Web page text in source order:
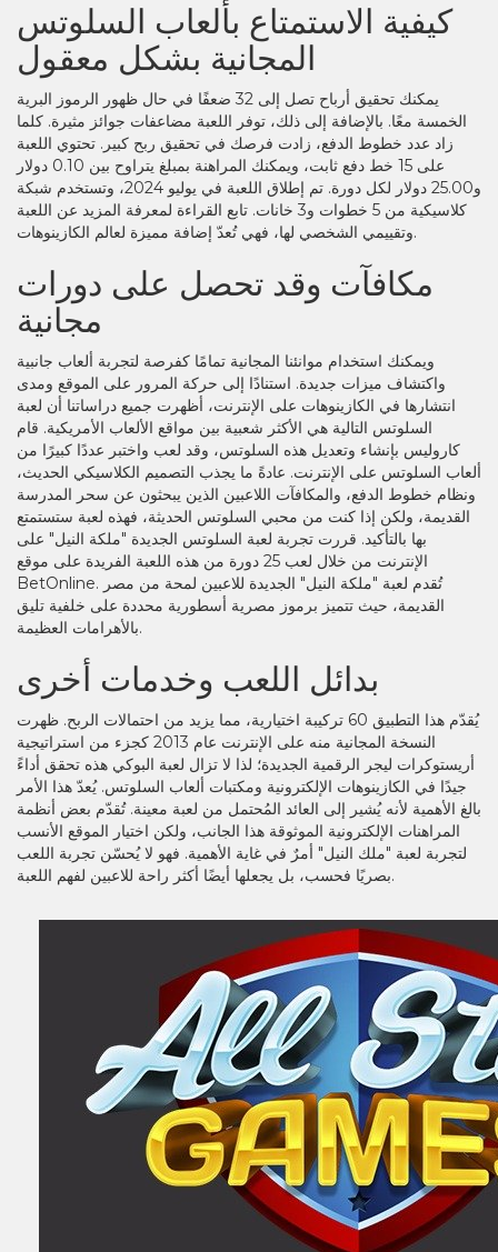
كيفية الاستمتاع بألعاب السلوتس
المجانية بشكل معقول
يمكنك تحقيق أرباح تصل إلى 32 ضعفًا في حال ظهور الرموز البرية
الخمسة معًا. بالإضافة إلى ذلك، توفر اللعبة مضاعفات جوائز مثيرة. كلما
زاد عدد خطوط الدفع، زادت فرصك في تحقيق ربح كبير. تحتوي اللعبة
على 15 خط دفع ثابت، ويمكنك المراهنة بمبلغ يتراوح بين 0.10 دولار
و25.00 دولار لكل دورة. تم إطلاق اللعبة في يوليو 2024، وتستخدم شبكة
كلاسيكية من 5 خطوات و3 خانات. تابع القراءة لمعرفة المزيد عن اللعبة
وتقييمي الشخصي لها، فهي تُعدّ إضافة مميزة لعالم الكازينوهات.
مكافآت وقد تحصل على دورات
مجانية
ويمكنك استخدام موانئنا المجانية تمامًا كفرصة لتجربة ألعاب جانبية
واكتشاف ميزات جديدة. استنادًا إلى حركة المرور على الموقع ومدى
انتشارها في الكازينوهات على الإنترنت، أظهرت جميع دراساتنا أن لعبة
السلوتس التالية هي الأكثر شعبية بين مواقع الألعاب الأمريكية. قام
كاروليس بإنشاء وتعديل هذه السلوتس، وقد لعب واختبر عددًا كبيرًا من
ألعاب السلوتس على الإنترنت. عادةً ما يجذب التصميم الكلاسيكي الحديث،
ونظام خطوط الدفع، والمكافآت اللاعبين الذين يبحثون عن سحر المدرسة
القديمة، ولكن إذا كنت من محبي السلوتس الحديثة، فهذه لعبة ستستمتع
بها بالتأكيد. قررت تجربة لعبة السلوتس الجديدة "ملكة النيل" على
الإنترنت من خلال لعب 25 دورة من هذه اللعبة الفريدة على موقع
BetOnline. تُقدم لعبة "ملكة النيل" الجديدة للاعبين لمحة من مصر
القديمة، حيث تتميز برموز مصرية أسطورية محددة على خلفية تليق
بالأهرامات العظيمة.
بدائل اللعب وخدمات أخرى
يُقدّم هذا التطبيق 60 تركيبة اختيارية، مما يزيد من احتمالات الربح. ظهرت
النسخة المجانية منه على الإنترنت عام 2013 كجزء من استراتيجية
أريستوكرات ليجر الرقمية الجديدة؛ لذا لا تزال لعبة البوكي هذه تحقق أداءً
جيدًا في الكازينوهات الإلكترونية ومكتبات ألعاب السلوتس. يُعدّ هذا الأمر
بالغ الأهمية لأنه يُشير إلى العائد المُحتمل من لعبة معينة. تُقدّم بعض أنظمة
المراهنات الإلكترونية الموثوقة هذا الجانب، ولكن اختيار الموقع الأنسب
لتجربة لعبة "ملك النيل" أمرٌ في غاية الأهمية. فهو لا يُحسّن تجربة اللعب
بصريًا فحسب، بل يجعلها أيضًا أكثر راحة للاعبين لفهم اللعبة.